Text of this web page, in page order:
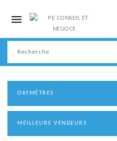

OXYMÈTRES
MEILLEURS VENDEURS